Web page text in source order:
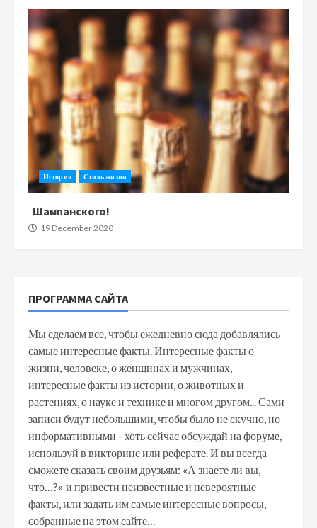
История Стиль жизни
Шампанского!
19 December 2020
ПРОГРАММА САЙТА
Мы сделаем все, чтобы ежедневно сюда добавлялись
самые интересные факты. Интересные факты о
жизни, человеке, о женщинах и мужчинах,
интересные факты из истории, о животных и
растениях, о науке и технике и многом другом... Сами
записи будут небольшими, чтобы было не скучно, но
информативными - хоть сейчас обсуждай на форуме,
используй в викторине или реферате. И вы всегда
сможете сказать своим друзьям: «А знаете ли вы,
что…?» и привести неизвестные и невероятные
факты, или задать им самые интересные вопросы,
собранные на этом сайте…